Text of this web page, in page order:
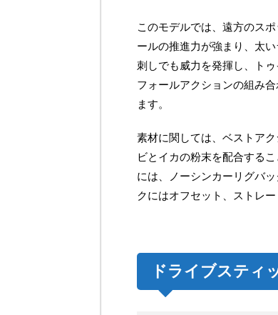
このモデルでは、遠方のス
ールの推進力が強まり、太
刺しでも威力を発揮し、ト
フォールアクションの組み
ます。
素材に関しては、ベストア
ビとイカの粉末を配合する
には、ノーシンカーリグバ
クにはオフセット、ストレ
ドライブスティ